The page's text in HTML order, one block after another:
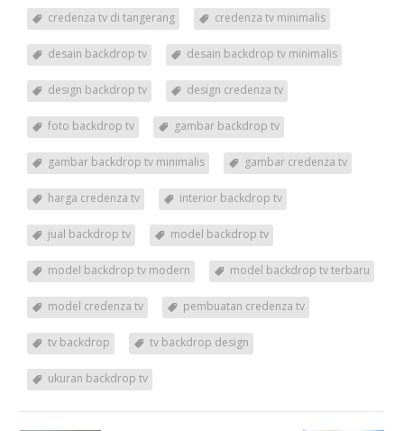
credenza tv di tangerang credenza tv minimalis
desain backdrop tv desain backdrop tv minimalis
design backdrop tv design credenza tv
foto backdrop tv gambar backdrop tv
gambar backdrop tv minimalis gambar credenza tv
harga credenza tv interior backdrop tv
jual backdrop tv model backdrop tv
model backdrop tv modern model backdrop tv terbaru
model credenza tv pembuatan credenza tv
tv backdrop tv backdrop design
ukuran backdrop tv